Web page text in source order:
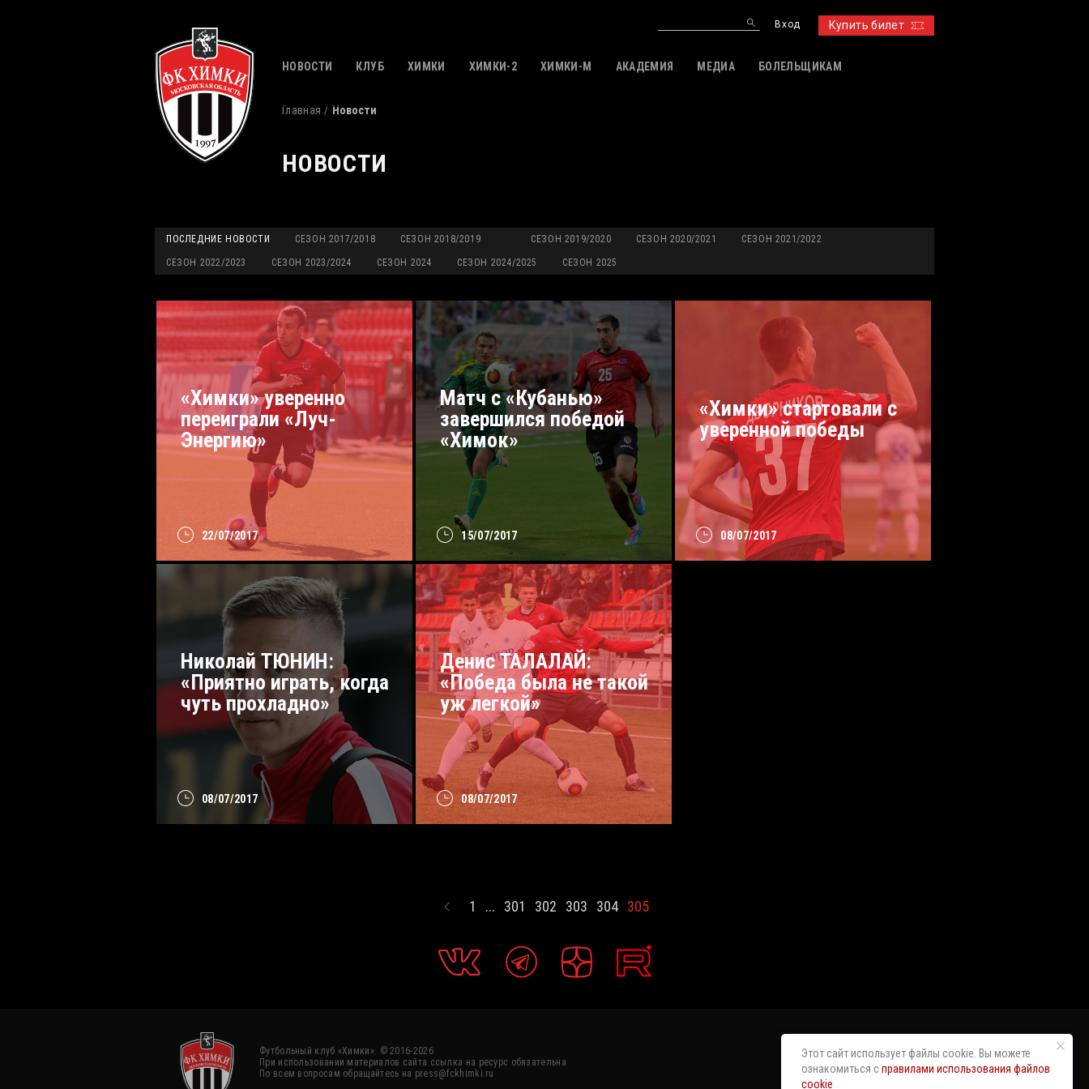
Купить билет
Вход
НОВОСТИ КЛУБ ХИМКИ ХИМКИ-2 ХИМКИ-M АКАДЕМИЯ МЕДИА БОЛЕЛЬЩИКАМ
Главная Новости
НОВОСТИ
ПОСЛЕДНИЕ НОВОСТИ СЕЗОН 2017/2018 СЕЗОН 2018/2019 СЕЗОН 2019/2020 СЕЗОН 2020/2021 СЕЗОН 2021/2022
СЕЗОН 2022/2023 СЕЗОН 2023/2024 СЕЗОН 2024 СЕЗОН 2024/2025 СЕЗОН 2025
22/07/2017
«Химки» уверенно
переиграли «Луч-
Энергию»
15/07/2017
Матч с «Кубанью»
завершился победой
«Химок»
08/07/2017
«Химки» стартовали с
уверенной победы
08/07/2017
Николай ТЮНИН:
«Приятно играть, когда
чуть прохладно»
08/07/2017
Денис ТАЛАЛАЙ:
«Победа была не такой
уж легкой»
1 ... 301 302 303 304 305
Футбольный клуб «Химки». © 2016-2026
При использовании материалов сайта ссылка на ресурс обязательна
По всем вопросам обращайтесь на press@fckhimki.ru
Этот сайт использует файлы cookie. Вы можете
ознакомиться справилами использования файлов
cookie